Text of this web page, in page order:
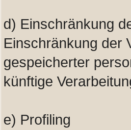
d) Einschränkung
Einschränkung der
gespeicherter
künftige
e) Profiling